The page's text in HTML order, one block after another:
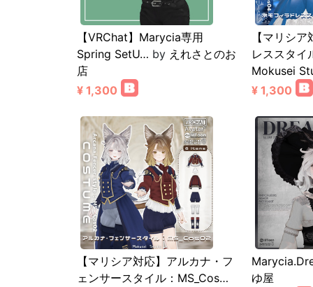
【VRChat】Marycia専用
Spring SetU… by えれさとのお
店
¥ 1,300
【マリシ
レススタイ
Mokusei
¥ 1,300
【マリシア対応】アルカナ・フ
ェンサースタイル：MS_Cos…
ゆ屋